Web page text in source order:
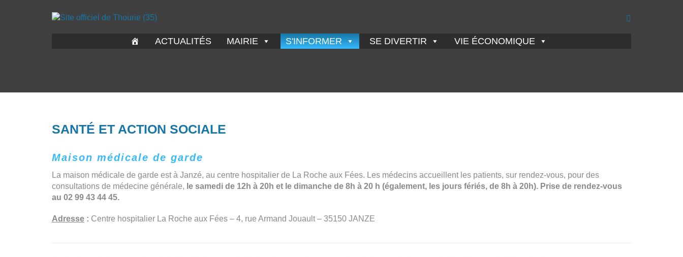
ACTUALITÉS MAIRIE S'INFORMER SE DIVERTIR VIE ÉCONOMIQUE
SANTÉ ET ACTION SOCIALE
Maison médicale de garde
La maison médicale de garde est à Janzé, au centre hospitalier de La Roche aux Fées. Les médecins accueillent les patients, sur rendez-vous, pour des
consultations de médecine générale, le samedi de 12h à 20h et le dimanche de 8h à 20 h (également, les jours fériés, de 8h à 20h). Prise de rendez-vous
au 02 99 43 44 45.
Adresse : Centre hospitalier La Roche aux Fées – 4, rue Armand Jouault – 35150 JANZE